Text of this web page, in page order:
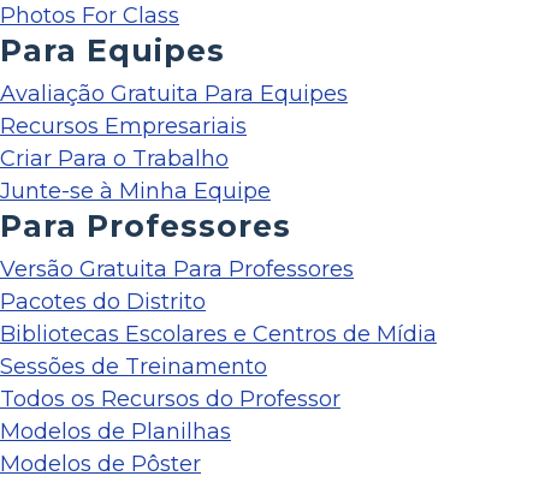
Photos For Class
Para Equipes
Avaliação Gratuita Para Equipes
Recursos Empresariais
Criar Para o Trabalho
Junte-se à Minha Equipe
Para Professores
Versão Gratuita Para Professores
Pacotes do Distrito
Bibliotecas Escolares e Centros de Mídia
Sessões de Treinamento
Todos os Recursos do Professor
Modelos de Planilhas
Modelos de Pôster